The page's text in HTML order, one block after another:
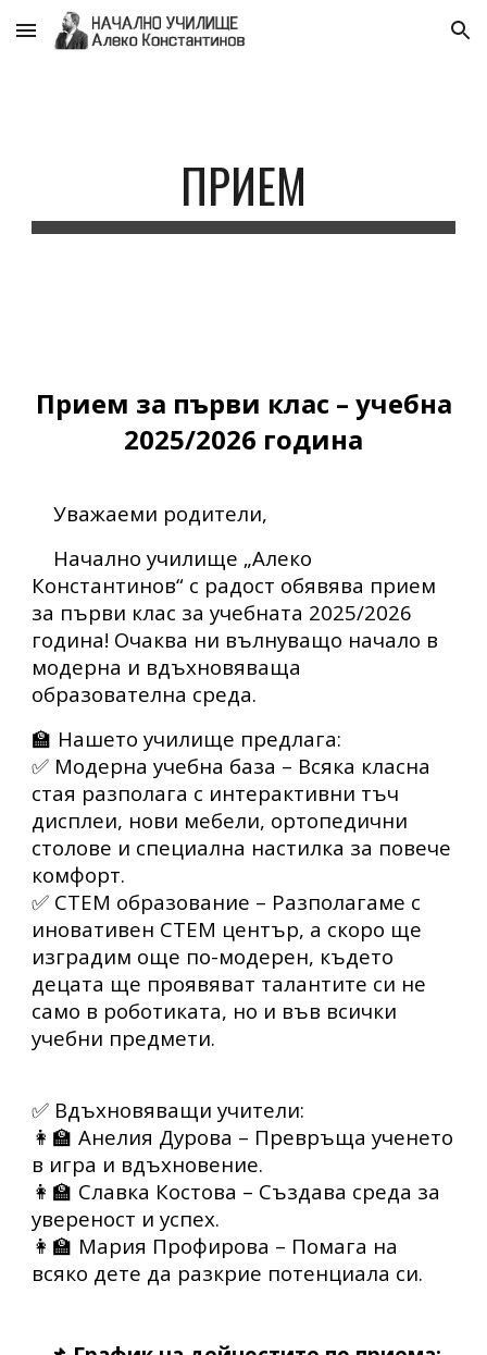
Skip to main content Skip to navigation
ПРИЕМ
Прием за първи клас – учебна
2025/2026 година
Уважаеми родители,
Начално училище „Алеко
Константинов“ с радост обявява прием
за първи клас за учебната 2025/2026
година! Очаква ни вълнуващо начало в
модерна и вдъхновяваща
образователна среда.
🏫 Нашето училище предлага:
✅ Модерна учебна база – Всяка класна
стая разполага с интерактивни тъч
дисплеи, нови мебели, ортопедични
столове и специална настилка за повече
комфорт.
✅ СТЕМ образование – Разполагаме с
иновативен СТЕМ център, а скоро ще
изградим още по-модерен, където
децата ще проявяват талантите си не
само в роботиката, но и във всички
учебни предмети.
✅ Вдъхновяващи учители:
👩‍🏫Анелия Дурова – Превръща ученето
в игра и вдъхновение.
👩‍🏫 Славка Костова – Създава среда за
увереност и успех.
👩‍🏫 Мария Профирова – Помага на
всяко дете да разкрие потенциала си.